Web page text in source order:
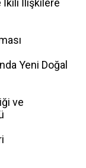
İkili İlişkilere
Yeni Doğal
ve